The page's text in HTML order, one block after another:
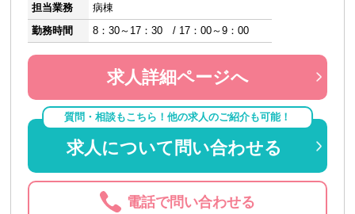
担当業務
病棟
勤務時間
8：30～17：30 / 17：00～9：00
求人詳細ページへ
質問・相談もこちら！他の求人のご紹介も可能！
求人について問い合わせる
電話で問い合わせる